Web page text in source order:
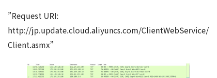
”Request URI:
http://jp.update.cloud.aliyuncs.com/ClientWebService/
Client.asmx”